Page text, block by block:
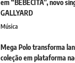
em “BEBECITA”, novo
GALLYARD
Música
Mega Polo transforma
coleção em plataforma